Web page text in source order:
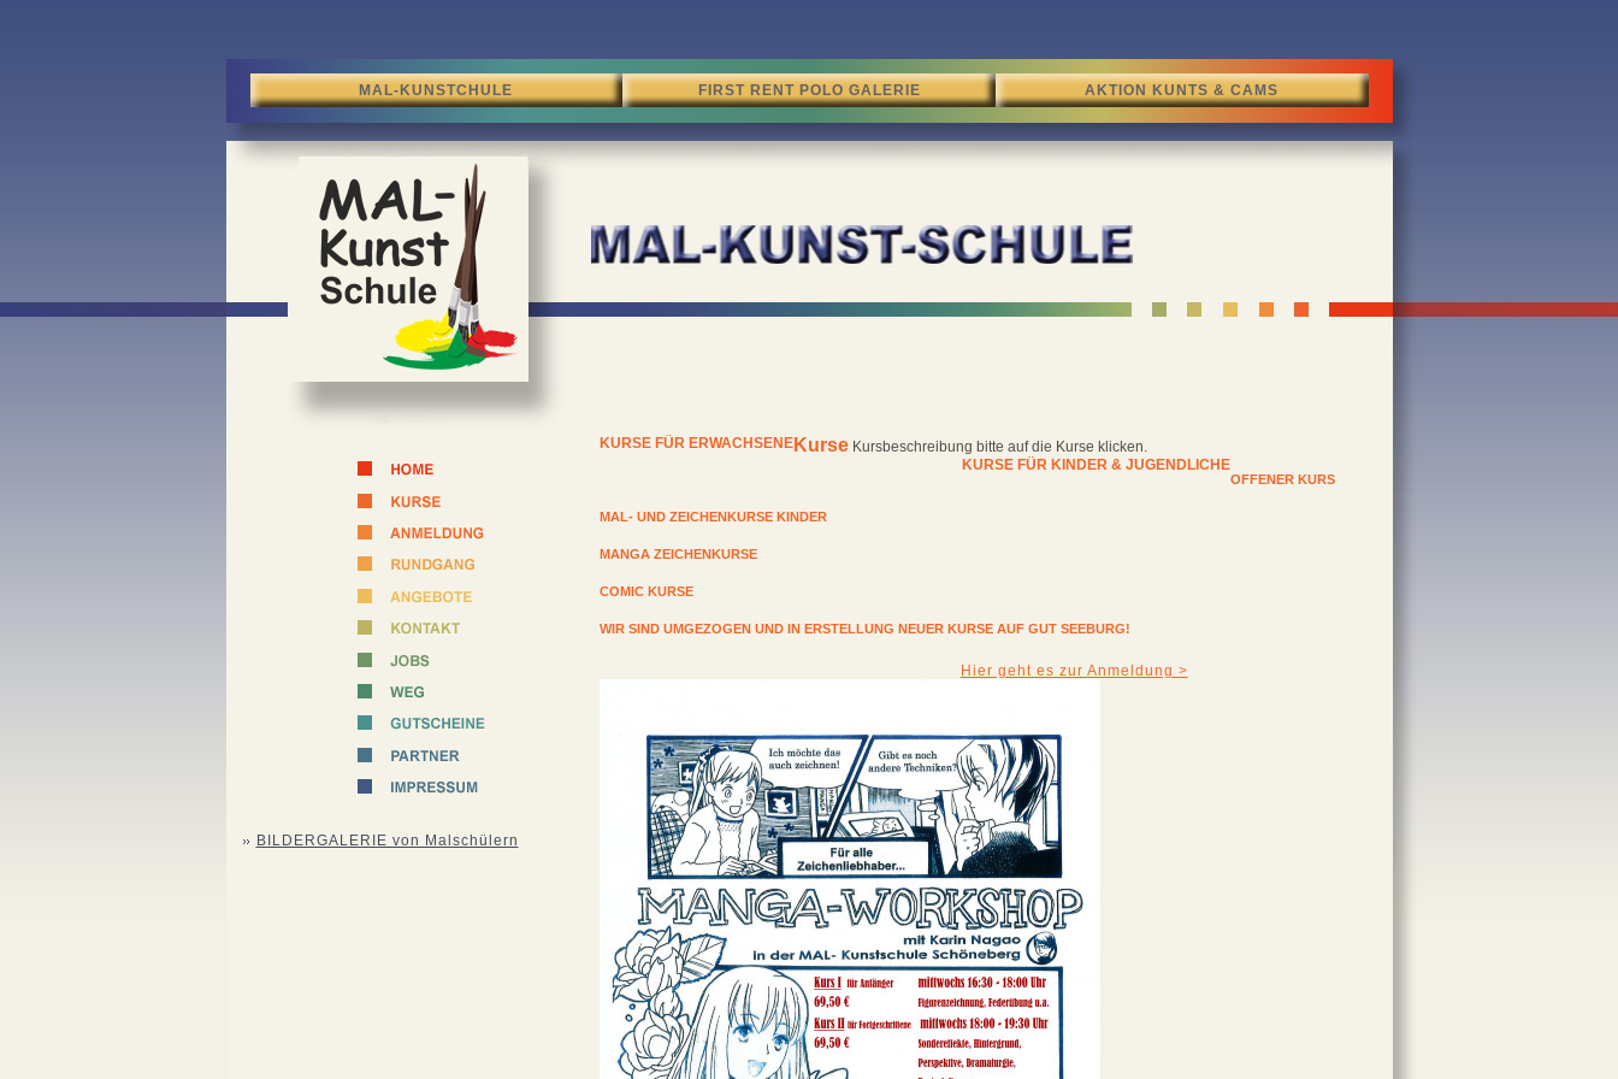
MAL-KUNSTCHULE FIRST RENT POLO GALERIE AKTION KUNTS & CAMS
BILDERGALERIE von Malschülern
Kurse Kursbeschreibung bitte auf die Kurse klicken.
KURSE FÜR ERWACHSENE
KURSE FÜR KINDER & JUGENDLICHE
OFFENER KURS
MAL- UND ZEICHENKURSE KINDER
MANGA ZEICHENKURSE
COMIC KURSE
WIR SIND UMGEZOGEN UND IN ERSTELLUNG NEUER KURSE AUF GUT SEEBURG!
Hier geht es zur Anmeldung >